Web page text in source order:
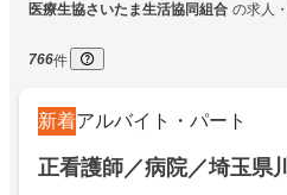
医療生協さいたま生活協同組合 の求人
766件
新着アルバイト・パート
正看護師／病院／埼玉県